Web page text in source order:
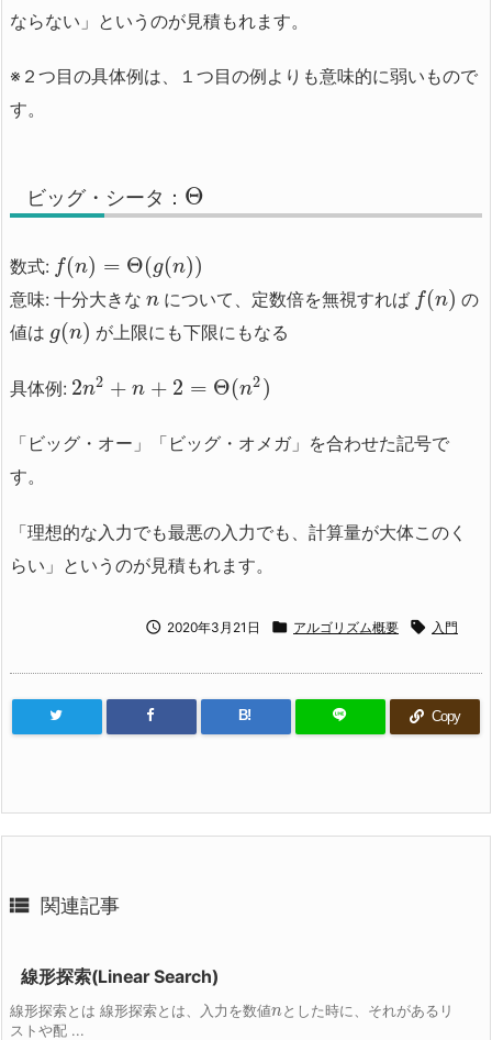
ならない」というのが見積もれます。
※２つ目の具体例は、１つ目の例よりも意味的に弱いもので
す。
ビッグ・シータ： Θ
数式: f(n) = Θ(g(n))
意味: 十分大きな nについて、定数倍を無視すれば f(n) の
値は g(n) が上限にも下限にもなる
具体例: 2n2 + n + 2 = Θ(n2)
「ビッグ・オー」「ビッグ・オメガ」を合わせた記号で
す。
「理想的な入力でも最悪の入力でも、計算量が大体このく
らい」というのが見積もれます。
 2020年3月21日  アルゴリズム概要  入門
B! Copy
 関連記事
線形探索(Linear Search)
線形探索とは 線形探索とは、入力を数値nとした時に、それがあるリ
ストや配 ...